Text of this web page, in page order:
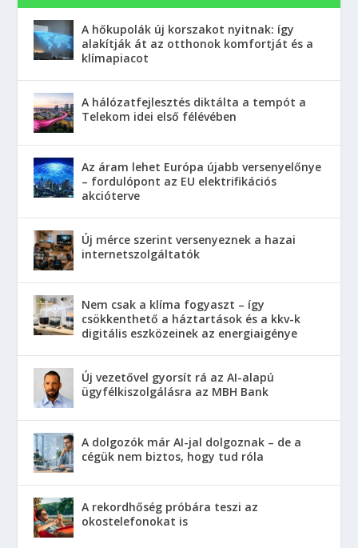
A hőkupolák új korszakot nyitnak: így
alakítják át az otthonok komfortját és a
klímapiacot
A hálózatfejlesztés diktálta a tempót a
Telekom idei első félévében
Az áram lehet Európa újabb versenyelőnye
– fordulópont az EU elektrifikációs
akcióterve
Új mérce szerint versenyeznek a hazai
internetszolgáltatók
Nem csak a klíma fogyaszt – így
csökkenthető a háztartások és a kkv-k
digitális eszközeinek az energiaigénye
Új vezetővel gyorsít rá az AI-alapú
ügyfélkiszolgálásra az MBH Bank
A dolgozók már AI-jal dolgoznak – de a
cégük nem biztos, hogy tud róla
A rekordhőség próbára teszi az
okostelefonokat is